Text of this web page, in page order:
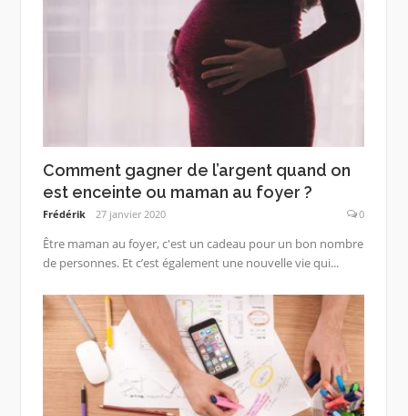
Comment gagner de l’argent quand on
est enceinte ou maman au foyer ?
Frédérik 27 janvier 2020 0
Être maman au foyer, c'est un cadeau pour un bon nombre
de personnes. Et c’est également une nouvelle vie qui...